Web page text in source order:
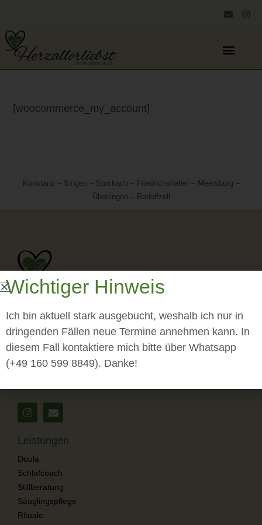
[woocommerce_my_account]
Konstanz – Singen – Stockach – Friedrichshafen – Meersburg –
Überlingen – Radolfzell
Cindy Korkmaz
Willhelm-Liebherr Str. 11
78333 Stockach
Leistungen
Doula
Schlafcoach
Stillberatung
Säuglingspflege
Rituale
Wichtiger Hinweis
Ich bin aktuell stark ausgebucht, weshalb ich nur in
dringenden Fällen neue Termine annehmen kann. In
diesem Fall kontaktiere mich bitte über Whatsapp
(+49 160 599 8849). Danke!